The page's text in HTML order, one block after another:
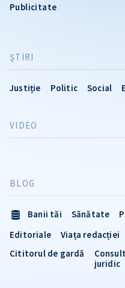
Publicitate
ŞTIRI
Justiție Politic Social
VIDEO
BLOG
Banii tăi Sănătate
Editoriale
Viața redacției
Cititorul de gardă
juridic